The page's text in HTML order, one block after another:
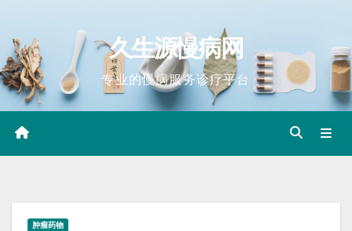
content
久生源慢病网
专业的慢病服务诊疗平台
肿瘤药物